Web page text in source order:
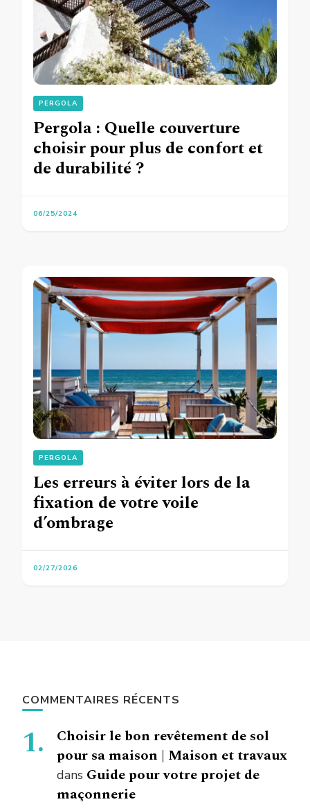
PERGOLA
Pergola : Quelle couverture
choisir pour plus de confort et
de durabilité ?
06/25/2024
PERGOLA
Les erreurs à éviter lors de la
fixation de votre voile
d’ombrage
02/27/2026
COMMENTAIRES RÉCENTS
Choisir le bon revêtement de sol
pour sa maison | Maison et travaux
dans Guide pour votre projet de
maçonnerie